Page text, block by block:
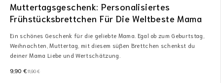
Muttertagsgeschenk: Personalisiertes
Frühstücksbrettchen Für Die Weltbeste Mama
Ein schönes Geschenk für die geliebte Mama. Egal ob zum Geburtstag,
Weihnachten, Muttertag, mit diesem süßen Brettchen schenkst du
deiner Mama Liebe und Wertschätzung.
11,90€
9,90 €